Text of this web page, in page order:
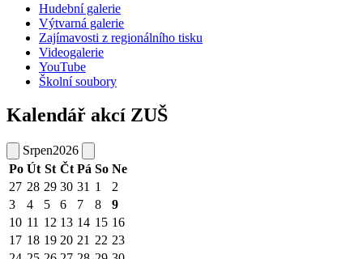
Hudební galerie
Výtvarná galerie
Zajímavosti z regionálního tisku
Videogalerie
YouTube
Školní soubory
Kalendář akcí ZUŠ
Srpen2026
Po Út St Čt Pá So Ne
27 28 29 30 31 1
2
3
4 5 6 7 8
9
10 11 12 13 14 15 16
17 18 19 20 21 22 23